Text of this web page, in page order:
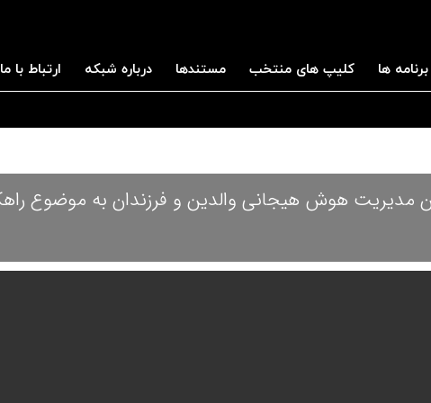
ها کلیپ های منتخب مستندها درباره شبکه ارتباط با ما
مدیریت هوش هیجانی والدین و فرزندان به موضوع